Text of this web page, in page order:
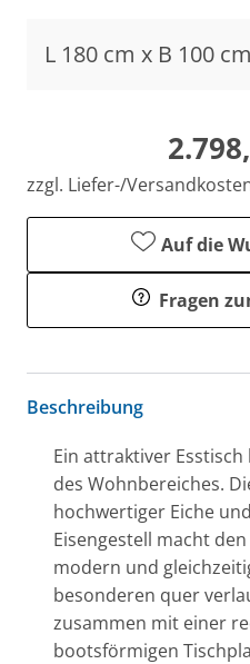
L 180 cm x B 100
zzgl. Liefer-/
Auf die
Fragen
Beschreibung
Ein attraktiver
des Wohnbereiches.
hochwertiger Eiche
Eisengestell macht
modern und
besonderen quer
zusammen mit einer
bootsförmigen